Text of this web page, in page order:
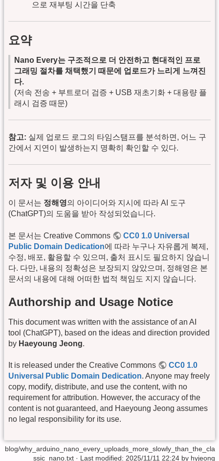
으로 재부팅 시간을 단축
요약
Nano Every는 구조적으로 더 안전하고 현대적인 프로
그래밍 절차를 채택했기 때문에 업로드가 느리게 느껴진
다.
(저속 전송 + 부트로더 검증 + USB 재초기화 + 대용량 플
래시 검증 때문)
참고: 실제 업로드 로그의 타임스탬프를 분석하면, 어느 구
간에서 지연이 발생하는지 명확히 확인할 수 있다.
저자 및 이용 안내
이 문서는 정해영의 아이디어와 지시에 따라 AI 도구
(ChatGPT)의 도움을 받아 작성되었습니다.
본 문서는 Creative Commons
CC0 1.0 Universal
Public Domain Dedication에 따라 누구나 자유롭게 복제,
수정, 배포, 활용할 수 있으며, 출처 표시도 필요하지 않습니
다. 다만, 내용의 정확성은 보장되지 않았으며, 정해영은 본
문서의 내용에 대해 어떠한 법적 책임도 지지 않습니다.
Authorship and Usage Notice
This document was written with the assistance of an AI
tool (ChatGPT), based on the ideas and direction provided
by Haeyoung Jeong.
It is released under the Creative Commons
CC0 1.0
Universal Public Domain Dedication. Anyone may freely
copy, modify, distribute, and use the content, with no
requirement for attribution. However, the accuracy of the
content is not guaranteed, and Haeyoung Jeong assumes
no legal responsibility for its use.
blog/why_arduino_nano_every_uploads_more_slowly_than_the_cla
ssic_nano.txt · Last modified: 2025/11/11 22:24 by hyjeong